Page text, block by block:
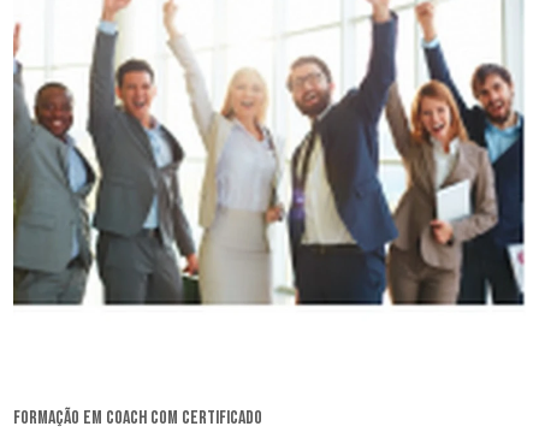
formação em coach com certificado